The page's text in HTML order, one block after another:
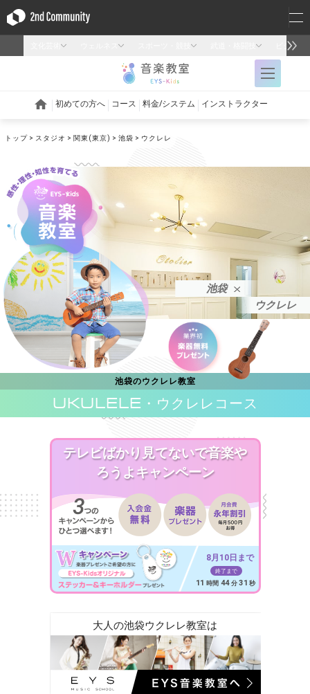
トップ スタジオ 関東(東京) 池袋 ウクレレ
池袋
ウクレレ
池袋のウクレレ教室
UKULELE ・ウクレレコース
テレビばかり見てないで音楽や
ろうよキャンペーン
8月10日まで
終了まで
11 時間 44 分 29 秒
大人の池袋ウクレレ教室は